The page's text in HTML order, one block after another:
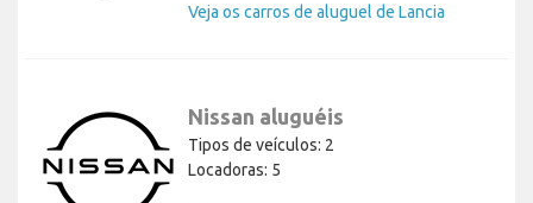
Veja os carros de aluguel de Lancia
Nissan aluguéis
Tipos de veículos: 2
Locadoras: 5